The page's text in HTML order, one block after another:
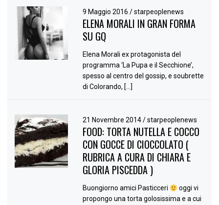
9 Maggio 2016/ starpeoplenews
ELENA MORALI IN GRAN FORMA
SU GQ
Elena Morali ex protagonista del
programma ‘La Pupa e il Secchione’,
spesso al centro del gossip, e soubrette
di Colorando, […]
21 Novembre 2014/ starpeoplenews
FOOD: TORTA NUTELLA E COCCO
CON GOCCE DI CIOCCOLATO (
RUBRICA A CURA DI CHIARA E
GLORIA PISCEDDA )
Buongiorno amici Pasticceri
oggi vi
propongo una torta golosissima e a cui